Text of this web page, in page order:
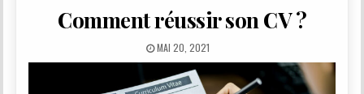
Comment réussir son CV ?
PUBLISHED DATE:
MAI 20, 2021